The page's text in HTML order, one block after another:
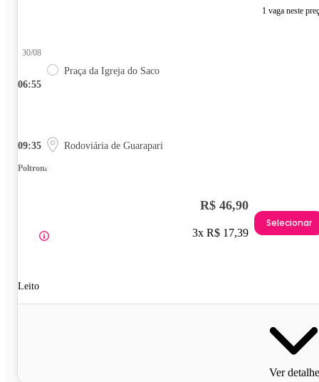
1 vaga neste
06:55
30/08
Praça da Igreja do Saco
09:35 Rodoviária de Guarapari
Poltrona
Leito
R$ 46,90
3x R$ 17,39
Selecionar
Ver